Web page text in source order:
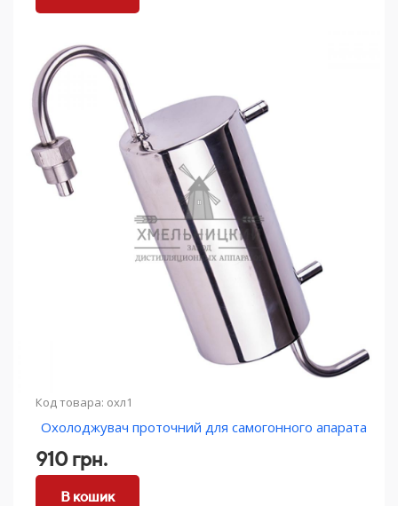
Код товара: охл1
Охолоджувач проточний для самогонного апарата
910 грн.
В кошик